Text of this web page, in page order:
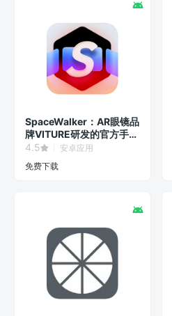
SpaceWalker：AR眼镜品
牌VITURE研发的官方手机
客户端！
4.5
安卓应用
免费下载